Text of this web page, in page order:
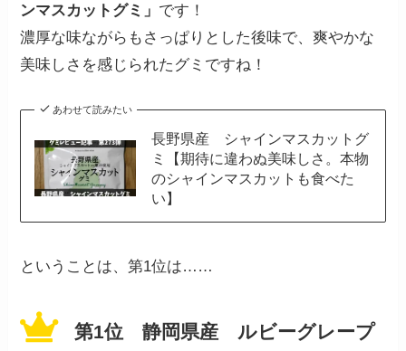
ンマスカットグミ」 です！
濃厚な味ながらもさっぱりとした後味で、爽やかな
美味しさを感じられたグミですね！
あわせて読みたい
長野県産 シャインマスカットグ
ミ【期待に違わぬ美味しさ。本物
のシャインマスカットも食べた
い】
ということは、第1位は……
第1位 静岡県産 ルビーグレープ